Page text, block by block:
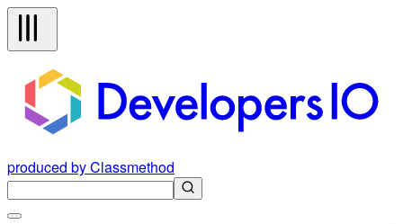
produced by Classmethod